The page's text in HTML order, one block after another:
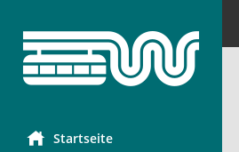
Startseite